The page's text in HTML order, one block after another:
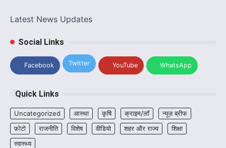
Latest News Updates
Social Links
Facebook Twitter YouTube WhatsApp
Quick Links
Uncategorized आस्था कृषि क्राइम/लॉ
न्यूज़ ब्रीफ
फ़ोटो
राजनीति विशेष वीडियो शहर और राज्य
शिक्षा
स्वास्थ्य